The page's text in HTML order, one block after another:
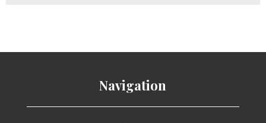
Navigation